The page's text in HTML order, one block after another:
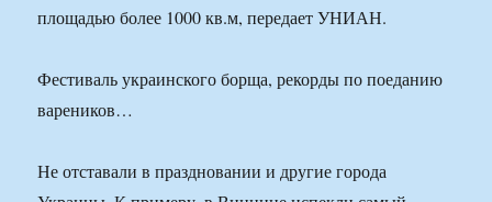
площадью более 1000 кв.м, передает УНИАН.
Фестиваль украинского борща, рекорды по поеданию
вареников…
Не отставали в праздновании и другие города